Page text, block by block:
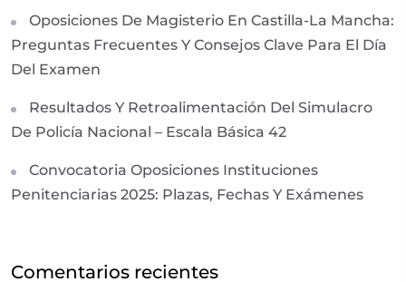
Oposiciones De Magisterio En Castilla-La Mancha:
Preguntas Frecuentes Y Consejos Clave Para El Día
Del Examen
Resultados Y Retroalimentación Del Simulacro
De Policía Nacional – Escala Básica 42
Convocatoria Oposiciones Instituciones
Penitenciarias 2025: Plazas, Fechas Y Exámenes
Comentarios recientes